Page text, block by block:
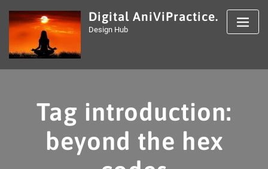
content
Digital AniViPractice.
Design Hub
Tag introduction:
beyond the hex